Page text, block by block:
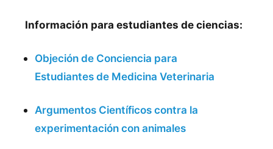
Información para estudiantes de ciencias:
Objeción de Conciencia para
Estudiantes de Medicina Veterinaria
Argumentos Cientí­ficos contra la
experimentación con animales